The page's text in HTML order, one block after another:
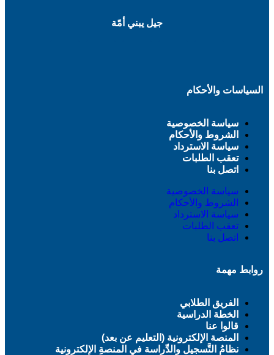
جيل يبني أمّة
السياسات والأحكام
سياسة الخصوصية
الشروط والأحكام
سياسة الاسترداد
تعقب الطلبات
اتصل بنا
سياسة الخصوصية
الشروط والأحكام
سياسة الاسترداد
تعقب الطلبات
اتصل بنا
روابط مهمة
الفريق الطلابي
الخطة الدراسية
قالوا عنا
المنصة الإلكترونية (التعليم عن بعد)
نظامُ التَّسجيل والدِّراسة في المنصةِ الإلكترونية